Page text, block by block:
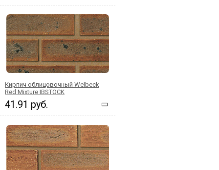
Кирпич облицовочный Welbeck
Red Mixture IBSTOCK
41.91 руб.